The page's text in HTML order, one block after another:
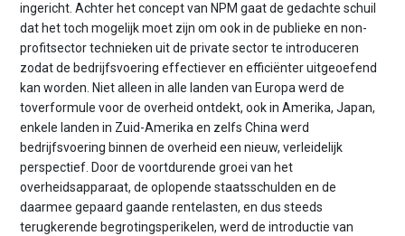
ingericht. Achter het concept van NPM gaat de gedachte schuil
dat het toch mogelijk moet zijn om ook in de publieke en non-
profitsector technieken uit de private sector te introduceren
zodat de bedrijfsvoering effectiever en efficiënter uitgeoefend
kan worden. Niet alleen in alle landen van Europa werd de
toverformule voor de overheid ontdekt, ook in Amerika, Japan,
enkele landen in Zuid-Amerika en zelfs China werd
bedrijfsvoering binnen de overheid een nieuw, verleidelijk
perspectief. Door de voortdurende groei van het
overheidsapparaat, de oplopende staatsschulden en de
daarmee gepaard gaande rentelasten, en dus steeds
terugkerende begrotingsperikelen, werd de introductie van